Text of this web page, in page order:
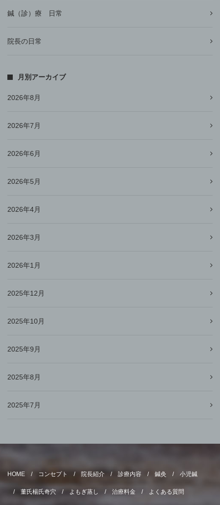
鍼（診）療 日常
院長の日常
月別アーカイブ
2026年8月
2026年7月
2026年6月
2026年5月
2026年4月
2026年3月
2026年1月
2025年12月
2025年10月
2025年9月
2025年8月
2025年7月
HOME コンセプト 院長紹介 診療内容 鍼灸 小児鍼
董氏楊氏奇穴 よもぎ蒸し 治療料金 よくある質問